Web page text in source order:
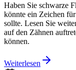
Haben Sie schwarze
könnte ein Zeichen
sollte. Lesen Sie
auf den Zähnen
können.
Weiterlesen